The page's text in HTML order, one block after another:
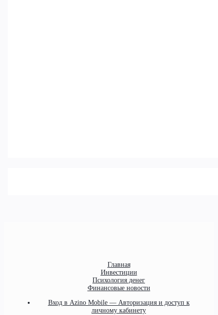
Главная
Инвестиции
Психология денег
Финансовые новости
Вход в Azino Mobile — Авторизация и доступ к
личному кабинету